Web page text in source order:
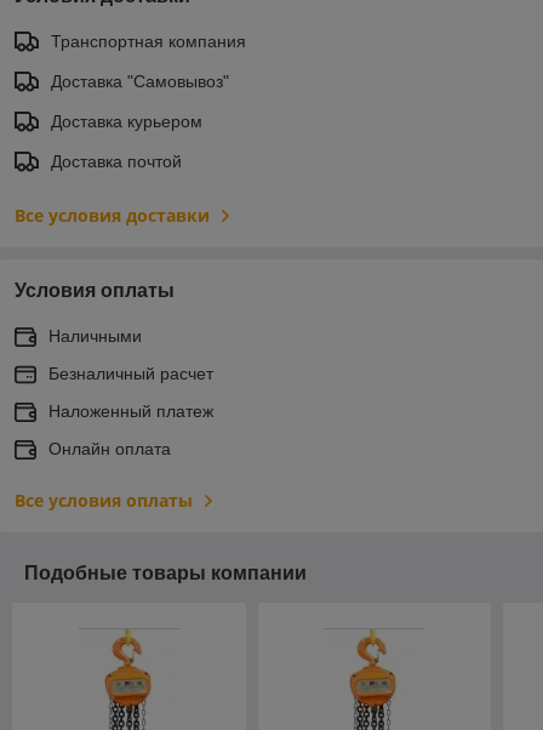
Транспортная компания
Доставка "Самовывоз"
Доставка курьером
Доставка почтой
Все условия доставки
Условия оплаты
Наличными
Безналичный расчет
Наложенный платеж
Онлайн оплата
Все условия оплаты
Подобные товары компании